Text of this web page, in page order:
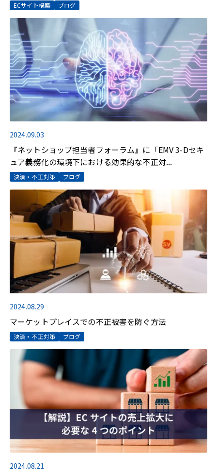
ECサイト構築 ブログ
2024.09.03
『ネットショップ担当者フォーラム』に「EMV 3-Dセキ
ュア義務化の環境下における効果的な不正対...
決済・不正対策 ブログ
2024.08.29
マーケットプレイスでの不正被害を防ぐ方法
決済・不正対策 ブログ
2024.08.21